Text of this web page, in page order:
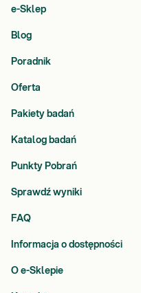
e-Sklep
Blog
Poradnik
Oferta
Pakiety badań
Katalog badań
Punkty Pobrań
Sprawdź wyniki
FAQ
Informacja o dostępności
O e-Sklepie